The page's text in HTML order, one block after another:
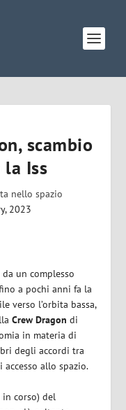
scambio
Iss
nello spazio
2023
da un complesso
a pochi anni fa la
verso l’orbita bassa,
Crew Dragon di
in materia di
degli accordi tra
allo spazio.
in corso) del